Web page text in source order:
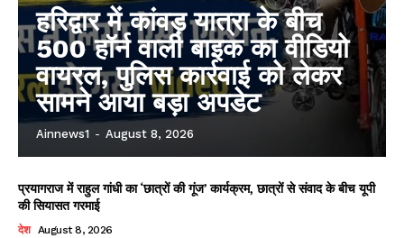
हरिद्वार में कांवड़ यात्रा के बीच
500 हॉर्न वाली बाइक का वीडियो
वायरल, पुलिस कार्रवाई को लेकर
सामने आया बड़ा अपडेट
Ainnews1 - August 8, 2026
प्रयागराज में राहुल गांधी का ‘छात्रों की गूंज’ कार्यक्रम, छात्रों से संवाद के बीच यूपी
की सियासत गरमाई
देश August 8, 2026